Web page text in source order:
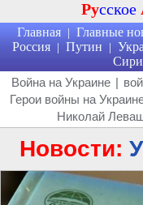
Русское
Главная | Главные
Россия | Путин |
Война на Украине |
Герои войны на
Николай
Новости: